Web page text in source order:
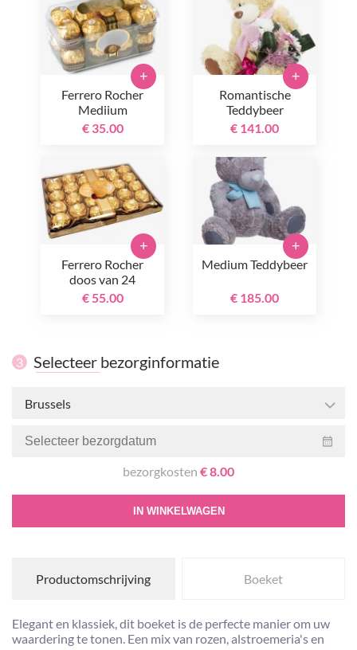
Ferrero Rocher
Mediium
€ 35.00
+
Romantische
Teddybeer
€ 141.00
+
Ferrero Rocher
doos van 24
€ 55.00
+
Medium Teddybeer
€ 185.00
+
3 Selecteer bezorginformatie
Brussels
bezorgkosten € 8.00
IN WINKELWAGEN
Productomschrijving Boeket
Elegant en klassiek, dit boeket is de perfecte manier om uw
waardering te tonen. Een mix van rozen, alstroemeria's en